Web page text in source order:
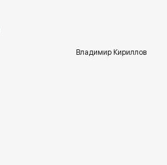
Владимир Кириллов